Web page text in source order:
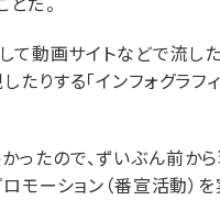
て動画サイトなどで流し
りする「インフォグラフ
たので、ずいぶん前か
モーション（番宣活動）